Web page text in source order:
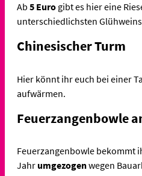
Ab 5 Euro gibt es hier eine
unterschiedlichsten
Chinesischer Turm
Hier könnt ihr euch bei einer
aufwärmen.
Feuerzangenbowle
Feuerzangenbowle bekommt
Jahr umgezogenwegen